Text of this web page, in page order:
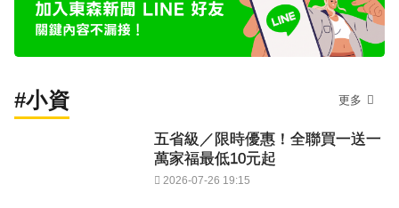
#小資 更多
五省級／限時優惠！全聯買一送一
萬家福最低10元起
2026-07-26 19:15